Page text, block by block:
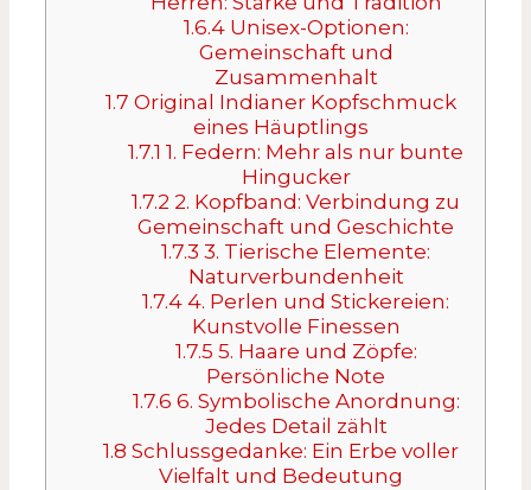
1.6.4Unisex-Optionen:
Gemeinschaft und
Zusammenhalt
1.7 Original Indianer Kopfschmuck
eines Häuptlings
1.7.1 1. Federn: Mehr als nur bunte
Hingucker
1.7.2 2. Kopfband: Verbindung zu
Gemeinschaft und Geschichte
1.7.3 3. Tierische Elemente:
Naturverbundenheit
1.7.44. Perlen und Stickereien:
Kunstvolle Finessen
1.7.5 5. Haare und Zöpfe:
Persönliche Note
1.7.6 6. Symbolische Anordnung:
Jedes Detail zählt
1.8 Schlussgedanke: Ein Erbe voller
Vielfalt und Bedeutung